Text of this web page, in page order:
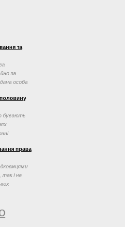
та
за
особа
бувають
права
і не